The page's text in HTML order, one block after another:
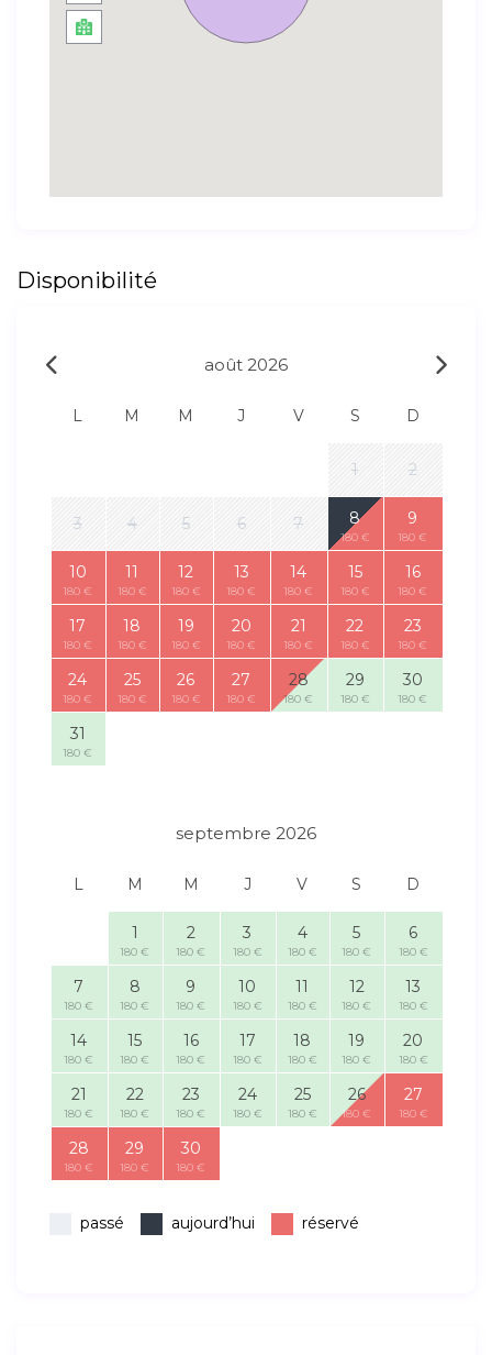
Disponibilité
août 2026
L M M J V S D
1 2
3 4 5 6 7 8
180 €
9
180 €
10
180 €
11
180 €
12
180 €
13
180 €
14
180 €
15
180 €
16
180 €
17
180 €
18
180 €
19
180 €
20
180 €
21
180 €
22
180 €
23
180 €
24
180 €
25
180 €
26
180 €
27
180 €
28
180 €
29
180 €
30
180 €
31
180 €
septembre 2026
L M M J V S D
1
180 €
2
180 €
3
180 €
4
180 €
5
180 €
6
180 €
7
180 €
8
180 €
9
180 €
10
180 €
11
180 €
12
180 €
13
180 €
14
180 €
15
180 €
16
180 €
17
180 €
18
180 €
19
180 €
20
180 €
21
180 €
22
180 €
23
180 €
24
180 €
25
180 €
26
180 €
27
180 €
28
180 €
29
180 €
30
180 €
passé aujourd’hui réservé